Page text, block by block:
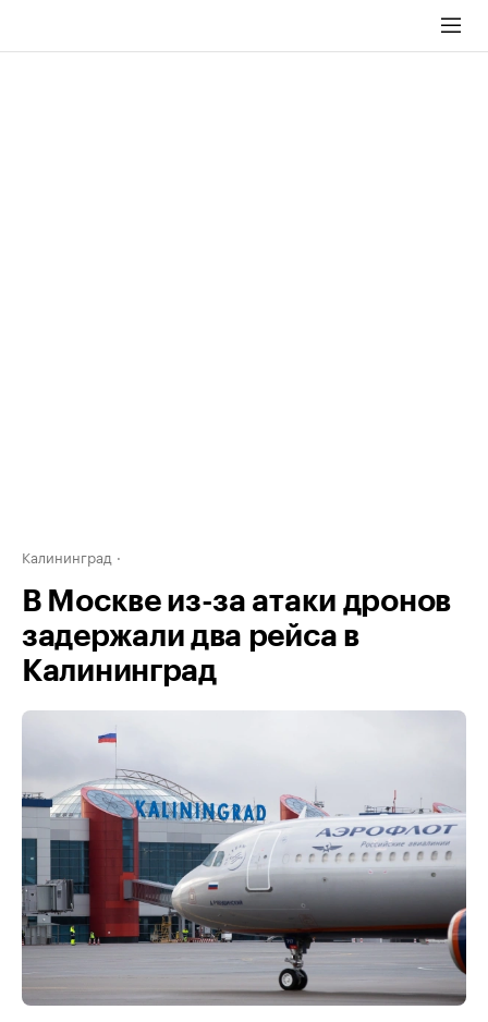
Калининград
В Москве из-за атаки дронов
задержали два рейса в
Калининград